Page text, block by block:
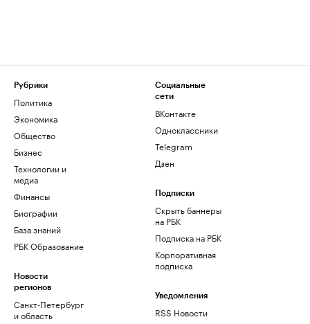
Рубрики
Политика
Экономика
Общество
Бизнес
Технологии и
медиа
Финансы
Биографии
База знаний
РБК Образование
Новости
регионов
Санкт-Петербург
и область
Социальные
сети
ВКонтакте
Одноклассники
Telegram
Дзен
Подписки
Скрыть баннеры
на РБК
Подписка на РБК
Корпоративная
подписка
Уведомления
RSS Новости